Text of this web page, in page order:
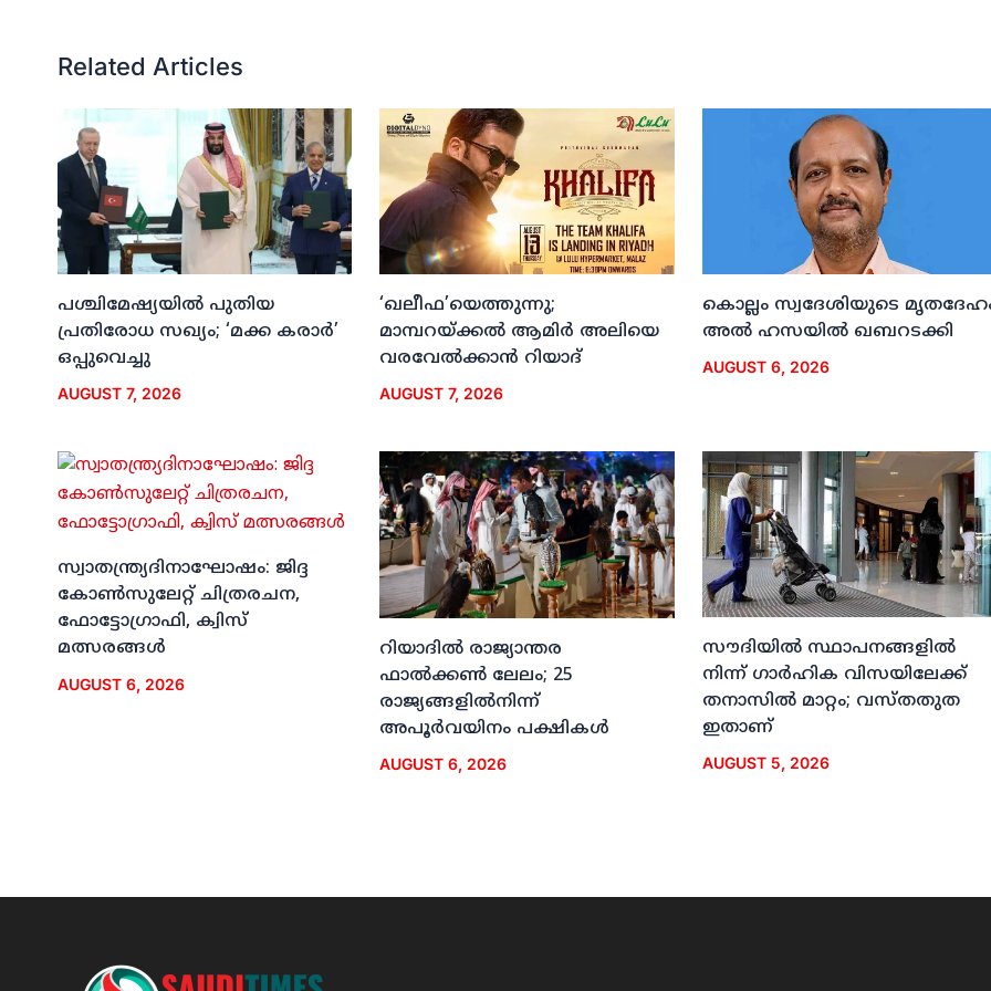
Related Articles
പശ്ചിമേഷ്യയില്‍ പുതിയ
പ്രതിരോധ സഖ്യം; ‘മക്ക കരാര്‍’
ഒപ്പുവെച്ചു
AUGUST 7, 2026
‘ഖലീഫ’യെത്തുന്നു;
മാമ്പറയ്ക്കല്‍ ആമിര്‍ അലിയെ
വരവേല്‍ക്കാന്‍ റിയാദ്
AUGUST 7, 2026
കൊല്ലം സ്വദേശിയുടെ
അല്‍ ഹസയില്‍ ഖബറടക്കി
AUGUST 6, 2026
സ്വാതന്ത്ര്യദിനാഘോഷം: ജിദ്ദ
കോണ്‍സുലേറ്റ് ചിത്രരചന,
ഫോട്ടോഗ്രാഫി, ക്വിസ്
മത്സരങ്ങള്‍
AUGUST 6, 2026
റിയാദില്‍ രാജ്യാന്തര
ഫാല്‍ക്കണ്‍ ലേലം; 25
രാജ്യങ്ങളില്‍നിന്ന്
അപൂര്‍വയിനം പക്ഷികള്‍
AUGUST 6, 2026
സൗദിയില്‍ സ്ഥാപനങ്ങളില്‍
നിന്ന് ഗാര്‍ഹിക വിസയിലേക്ക്
തനാസില്‍ മാറ്റം; വസ്തതുത
ഇതാണ്
AUGUST 5, 2026